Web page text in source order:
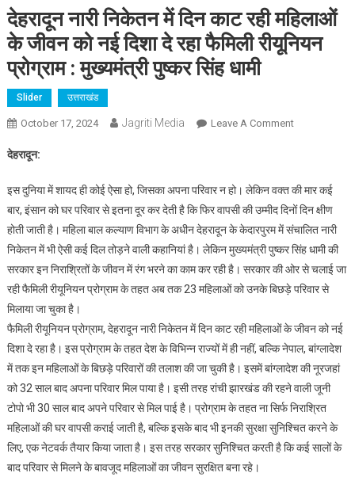
देहरादून नारी निकेतन में दिन काट रही महिलाओं
के जीवन को नई दिशा दे रहा फैमिली रीयूनियन
प्रोग्राम : मुख्यमंत्री पुष्कर सिंह धामी
Slider उत्तराखंड
October 17, 2024 Jagriti Media Leave A CommentOn
में
दिन
काट
रही
महिलाओं
के
को
रहा
फैमिली
रीयूनियन
प्रोग्राम
देहरादून:
इस दुनिया में शायद ही कोई ऐसा हो, जिसका अपना परिवार न हो। लेकिन वक्त की मार कई
बार, इंसान को घर परिवार से इतना दूर कर देती है कि फिर वापसी की उम्मीद दिनों दिन क्षीण
होती जाती है। महिला बाल कल्याण विभाग के अधीन देहरादून के केदारपुरम में संचालित नारी
निकेतन में भी ऐसी कई दिल तोड़ने वाली कहानियां है। लेकिन मुख्यमंत्री पुष्कर सिंह धामी की
सरकार इन निराश्रितों के जीवन में रंग भरने का काम कर रही है। सरकार की ओर से चलाई जा
रही फैमिली रीयूनियन प्रोग्राम के तहत अब तक 23 महिलाओं को उनके बिछड़े परिवार से
मिलाया जा चुका है।
फैमिली रीयूनियन प्रोग्राम, देहरादून नारी निकेतन में दिन काट रही महिलाओं के जीवन को नई
दिशा दे रहा है। इस प्रोग्राम के तहत देश के विभिन्न राज्यों में ही नहीं, बल्कि नेपाल, बांग्लादेश
में तक इन महिलाओं के बिछड़े परिवारों की तलाश की जा चुकी है। इसमें बांग्लादेश की नूरजहां
को 32 साल बाद अपना परिवार मिल पाया है। इसी तरह रांची झारखंड की रहने वाली जूनी
टोपो भी 30 साल बाद अपने परिवार से मिल पाई है। प्रोग्राम के तहत ना सिर्फ निराश्रित
महिलाओं की घर वापसी कराई जाती है, बल्कि इसके बाद भी इनकी सुरक्षा सुनिश्चित करने के
लिए, एक नेटवर्क तैयार किया जाता है। इस तरह सरकार सुनिश्चित करती है कि कई सालों के
बाद परिवार से मिलने के बावजूद महिलाओं का जीवन सुरक्षित बना रहे।